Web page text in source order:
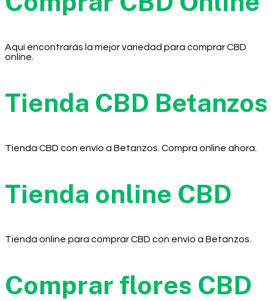
Aquí encontrarás la mejor variedad para comprar CBD
online.
Tienda CBD Betanzos
Tienda CBD con envío a Betanzos. Compra online ahora.
Tienda online CBD
Tienda online para comprar CBD con envío a Betanzos.
Comprar flores CBD